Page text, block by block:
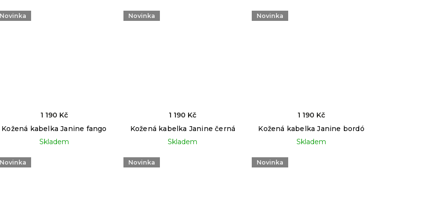
Novinka
Kožená kabelka Janine fango
Skladem
1 190 Kč
Novinka
Kožená kabelka Janine černá
Skladem
1 190 Kč
Novinka
Kožená kabelka Janine bordó
Skladem
1 190 Kč
Novinka Novinka Novinka